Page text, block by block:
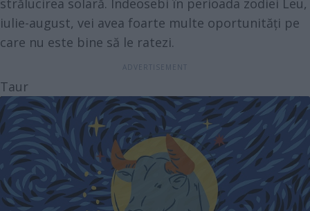
strălucirea solară. Îndeosebi în perioada zodiei Leu,
iulie-august, vei avea foarte multe oportunități pe
care nu este bine să le ratezi.
Taur